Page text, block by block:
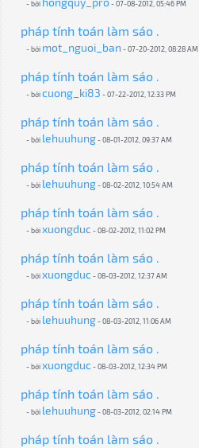
- bởi - 07-08-2012, 05:46 PM
pháp tính toán làm sáo .
- bởi mot_nguoi_ban - 07-20-2012, 08:28 AM
pháp tính toán làm sáo .
- bởicuong_ki83 - 07-22-2012, 12:33 PM
pháp tính toán làm sáo .
- bởi lehuuhung- 08-01-2012, 09:37 AM
pháp tính toán làm sáo .
- bởi lehuuhung- 08-02-2012, 10:54 AM
pháp tính toán làm sáo .
- bởixuongduc- 08-02-2012, 11:02 PM
pháp tính toán làm sáo .
- bởixuongduc- 08-03-2012, 12:37 AM
pháp tính toán làm sáo .
- bởi lehuuhung- 08-03-2012, 11:06 AM
pháp tính toán làm sáo .
- bởixuongduc- 08-03-2012, 12:34 PM
pháp tính toán làm sáo .
- bởi lehuuhung- 08-03-2012, 02:14 PM
pháp tính toán làm sáo .